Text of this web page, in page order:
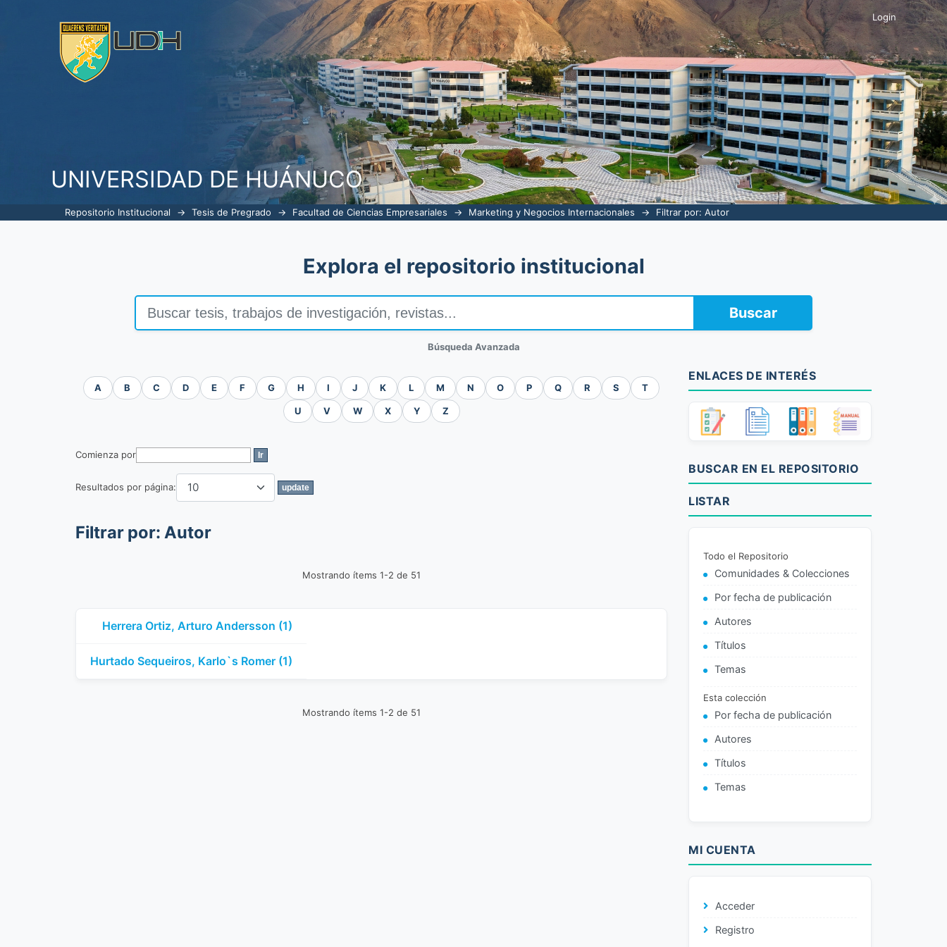
UNIVERSIDAD DE HUÁNUCO
Login
Repositorio Institucional → Tesis de Pregrado → Facultad de Ciencias Empresariales → Marketing y Negocios Internacionales → Filtrar por: Autor
Explora el repositorio institucional
Buscar
Búsqueda Avanzada
A B C D E F G H I J K L M N O P Q R S T
U V W X Y Z
Comienza por
Resultados por página:
Filtrar por: Autor
Mostrando ítems 1-2 de 51
Herrera Ortiz, Arturo Andersson (1)
Hurtado Sequeiros, Karlo`s Romer (1)
Mostrando ítems 1-2 de 51
ENLACES DE INTERÉS
BUSCAR EN EL REPOSITORIO
LISTAR
Todo el Repositorio
Comunidades & Colecciones
Por fecha de publicación
Autores
Títulos
Temas
Esta colección
Por fecha de publicación
Autores
Títulos
Temas
MI CUENTA
Acceder
Registro